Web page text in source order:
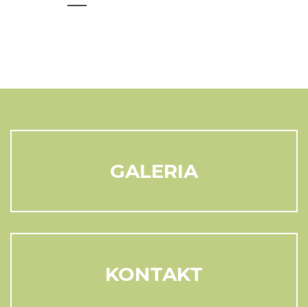
GALERIA
KONTAKT